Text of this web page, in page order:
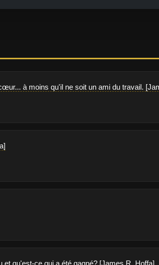
à moins qu'il ne soit un ami du travail.